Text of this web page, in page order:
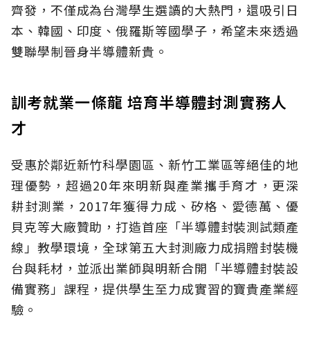
齊發，不僅成為台灣學生選讀的大熱門，還吸引日
本、韓國、印度、俄羅斯等國學子，希望未來透過
雙聯學制晉身半導體新貴。
訓考就業一條龍 培育半導體封測實務人
才
受惠於鄰近新竹科學園區、新竹工業區等絕佳的地
理優勢，超過20年來明新與產業攜手育才，更深
耕封測業，2017年獲得力成、矽格、愛德萬、優
貝克等大廠贊助，打造首座「半導體封裝測試類產
線」教學環境，全球第五大封測廠力成捐贈封裝機
台與耗材，並派出業師與明新合開「半導體封裝設
備實務」課程，提供學生至力成實習的寶貴產業經
驗。